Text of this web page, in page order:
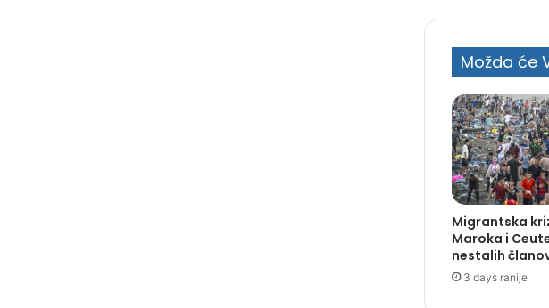
Možda će
Migrantska
Maroka i
nestalih
3 days ranije